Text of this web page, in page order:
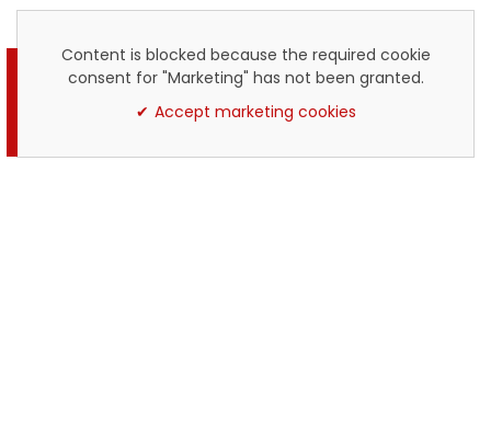
Content is blocked because the required cookie
consent for "Marketing" has not been granted.
Accept marketing cookies